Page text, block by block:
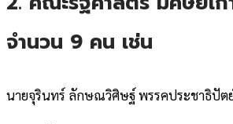
จำนวน 9 คน เช่น
นายจุรินทร์ ลักษณวิศิษฐ์ พรรคประชาธิปัต